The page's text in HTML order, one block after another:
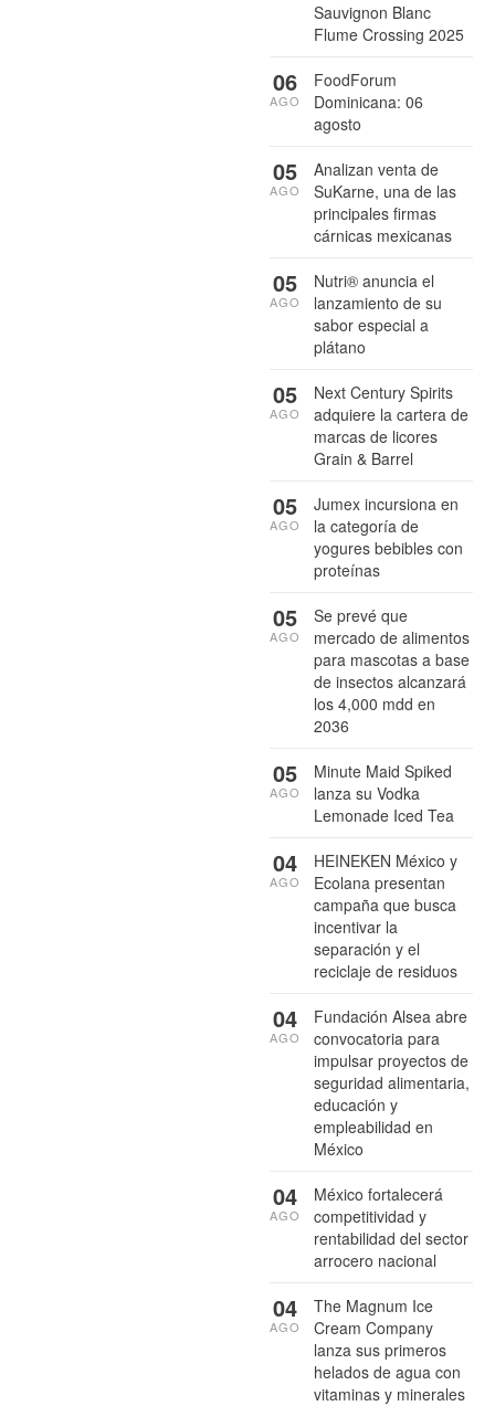
Sauvignon Blanc
Flume Crossing 2025
FoodForum
Dominicana: 06
agosto
06
AGO
Analizan venta de
SuKarne, una de las
principales firmas
cárnicas mexicanas
05
AGO
Nutri® anuncia el
lanzamiento de su
sabor especial a
plátano
05
AGO
Next Century Spirits
adquiere la cartera de
marcas de licores
Grain & Barrel
05
AGO
Jumex incursiona en
la categoría de
yogures bebibles con
proteínas
05
AGO
Se prevé que
mercado de alimentos
para mascotas a base
de insectos alcanzará
los 4,000 mdd en
2036
05
AGO
Minute Maid Spiked
lanza su Vodka
Lemonade Iced Tea
05
AGO
HEINEKEN México y
Ecolana presentan
campaña que busca
incentivar la
separación y el
reciclaje de residuos
04
AGO
Fundación Alsea abre
convocatoria para
impulsar proyectos de
seguridad alimentaria,
educación y
empleabilidad en
México
04
AGO
México fortalecerá
competitividad y
rentabilidad del sector
arrocero nacional
04
AGO
The Magnum Ice
Cream Company
lanza sus primeros
helados de agua con
vitaminas y minerales
04
AGO